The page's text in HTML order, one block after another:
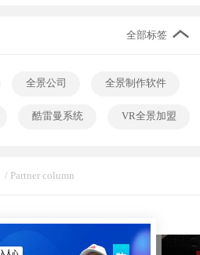
全部标签
全景公司 全景制作软件
酷雷曼系统 VR全景加盟
/ Partner column